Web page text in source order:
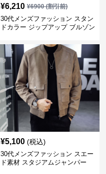
¥6,210 ¥6900(割引前)
30代メンズファッション スタン
ドカラー ジップアップ ブルゾン
¥5,100 (税込)
30代メンズファッション スエー
ド素材 スタジアムジャンパー